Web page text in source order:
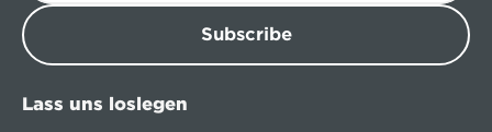
Subscribe
Lass uns loslegen